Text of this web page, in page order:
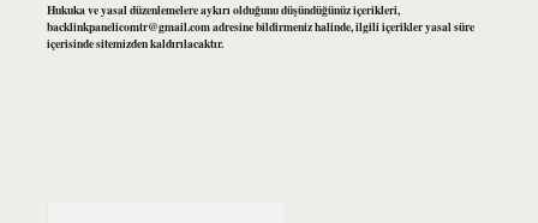
Hukuka ve yasal düzenlemelere aykırı olduğunu düşündüğünüz içerikleri,
backlinkpanelicomtr@gmail.comadresine bildirmeniz halinde, ilgili içerikler yasal süre
içerisinde sitemizden kaldırılacaktır.